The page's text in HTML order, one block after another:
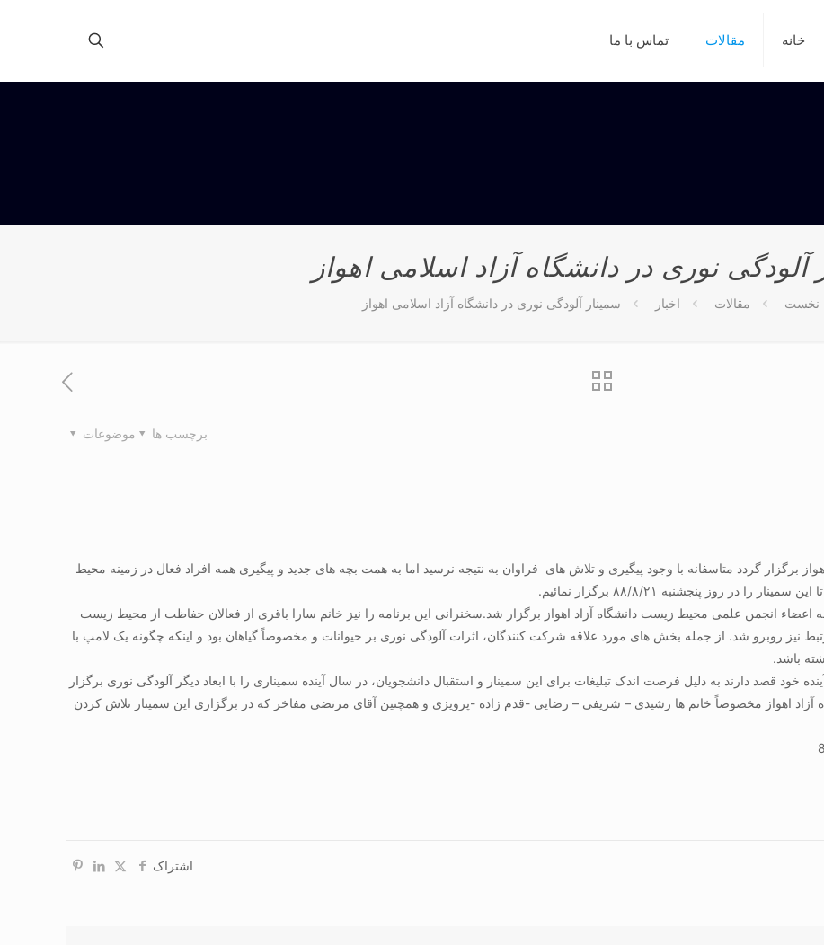
خانه مقالات تماس با ما
آلودگی نوری در دانشگاه آزاد اسلامی اهواز
نخست مقالات اخبار سمینار آلودگی نوری در دانشگاه آزاد اسلامی اهواز
موضوعات برچسب ها
قرار بود در سال ۷۸ در دانشگاه آزاد اهواز برگزار گردد متاسفانه با وجود پیگیری و تلاش های فراوان به نتیجه نرسید اما به همت بچه های جدید و پیگیری همه افراد فعال در زمینه محیط
روز پنجشنبه ۸۸/۸/۲۱ برگزار نمائیم.
اعضاء انجمن علمی محیط زیست دانشگاه آزاد اهواز برگزار شد.سخنرانی این برنامه را نیز خانم سارا باقری از فعالان حفاظت از محیط زیست
نیز روبرو شد. از جمله بخش های مورد علاقه شرکت کنندگان، اثرات آلودگی نوری بر حیوانات و مخصوصاً گیاهان بود و اینکه چگونه یک لامپ با
باشد.
خود قصد دارند به دلیل فرصت اندک تبلیغات برای این سمینار و استقبال دانشجویان، در سال آینده سمیناری را با ابعاد دیگر آلودگی نوری برگزار
آزاد اهواز مخصوصاً خانم ها رشیدی – شریفی – رضایی -قدم زاده -پرویزی و همچنین آقای مرتضی مفاخر که در برگزاری این سمینار تلاش کردن
اشتراک